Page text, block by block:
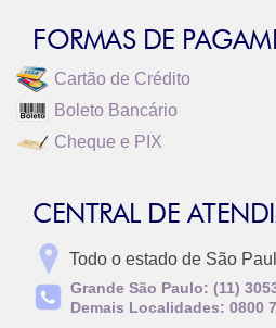
FORMAS DE
Cartão de Crédito
Boleto Bancário
Cheque e PIX
CENTRAL DE
Todo o estado de São
Grande São Paulo: (11)
Demais Localidades: 0800